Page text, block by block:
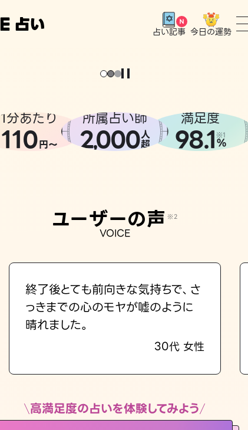
占い記事 今日の運勢
1分あたり
110円〜
所属占い師
2,000人
超
満足度
98.1 ※1
%
ユーザーの声 ※2
VOICE
終了後とても前向きな気持ちで、さ
っきまでの心のモヤが嘘のように
晴れました。
30代 女性
高満足度の占いを体験してみよう